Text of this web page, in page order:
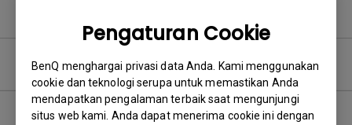
Pengaturan Cookie
BenQ menghargai privasi data Anda. Kami menggunakan
cookie dan teknologi serupa untuk memastikan Anda
mendapatkan pengalaman terbaik saat mengunjungi
situs web kami. Anda dapat menerima cookie ini dengan
Perangkat Lunak